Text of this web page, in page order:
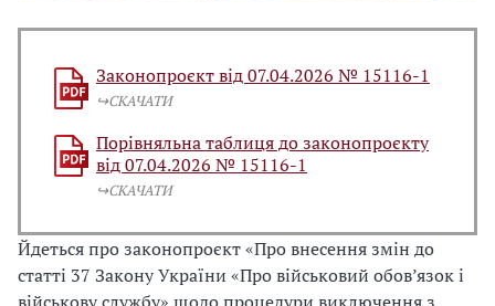
Законопроєкт від 07.04.2026 № 15116-1
↪️СКАЧАТИ
Порівняльна таблиця до законопроєкту
від 07.04.2026 № 15116-1
↪️СКАЧАТИ
Йдеться про законопроєкт «Про внесення змін до
статті 37 Закону України «Про військовий обов’язок і